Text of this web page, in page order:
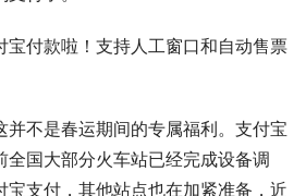
宝付款啦！支持人工窗口和自动售票
并不是春运期间的专属福利。支付宝
全国大部分火车站已经完成设备调
宝支付，其他站点也在加紧准备，近